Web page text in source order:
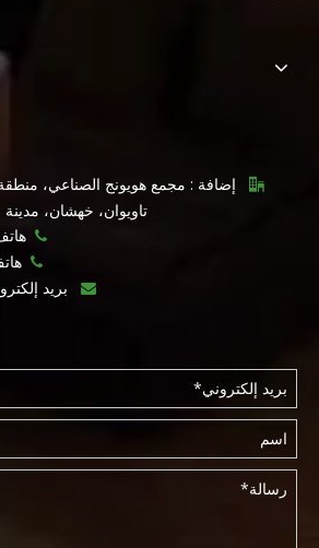

إضافة : مجمع هويونج الصناعي،
تاويوان، خهشان،
 هاتف: +86-

 بريد